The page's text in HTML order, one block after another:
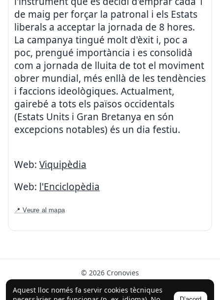
Aquest lloc només fa servir cookies tècniques
de maig per forçar la patronal i els Estats
liberals a acceptar la jornada de 8 hores.
La campanya tingué molt d'èxit i, poc a
poc, prengué importància i es consolidà
com a jornada de lluita de tot el moviment
obrer mundial, més enllà de les tendències
i faccions ideològiques. Actualment,
gairebé a tots els països occidentals
(Estats Units i Gran Bretanya en són
excepcions notables) és un dia festiu.
Web: Viquipèdia
Web: l'Enciclopèdia
📍 Veure al mapa
© 2026 Cronovies
Història als carrers · Desenvolupat amb l’ajuda de la IA
(ChatGPT).